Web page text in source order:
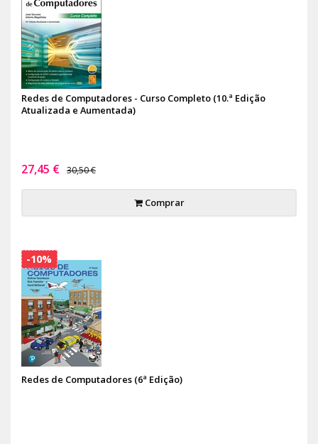
Redes de Computadores - Curso Completo (10.ª Edição
Atualizada e Aumentada)
27,45 € 30,50 €
Comprar
Redes de Computadores (6ª Edição)
-10%